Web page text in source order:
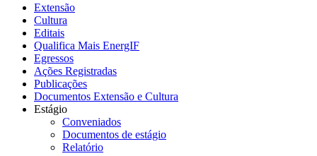
Extensão
Cultura
Editais
Qualifica Mais EnergIF
Egressos
Ações Registradas
Publicações
Documentos Extensão e Cultura
Estágio
Conveniados
Documentos de estágio
Relatório